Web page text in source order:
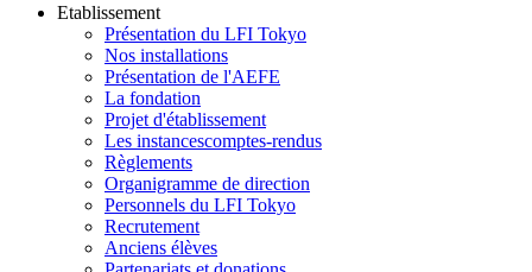
Etablissement
Présentation du LFI Tokyo
Nos installations
Présentation de l'AEFE
La fondation
Projet d'établissement
Les instancescomptes-rendus
Règlements
Organigramme de direction
Personnels du LFI Tokyo
Recrutement
Anciens élèves